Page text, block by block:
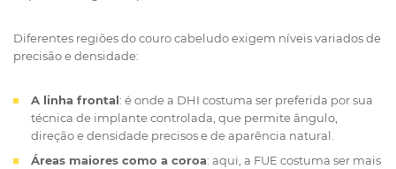
Diferentes regiões do couro cabeludo exigem níveis variados de
precisão e densidade:
A linha frontal: é onde a DHI costuma ser preferida por sua
técnica de implante controlada, que permite ângulo,
direção e densidade precisos e de aparência natural.
Áreas maiores como a coroa: aqui, a FUE costuma ser mais